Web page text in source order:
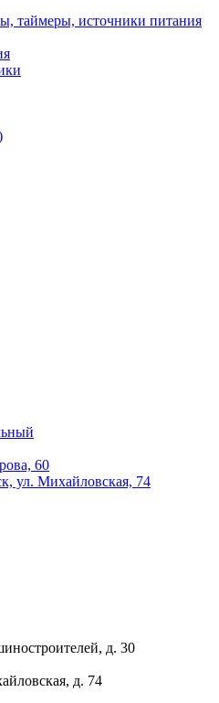
таймеры, источники питания
60
ул. Михайловская, 74
д. 30
д. 74